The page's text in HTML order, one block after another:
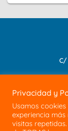
C/
C/
Privacidad y
Usamos
experiencia
visitas